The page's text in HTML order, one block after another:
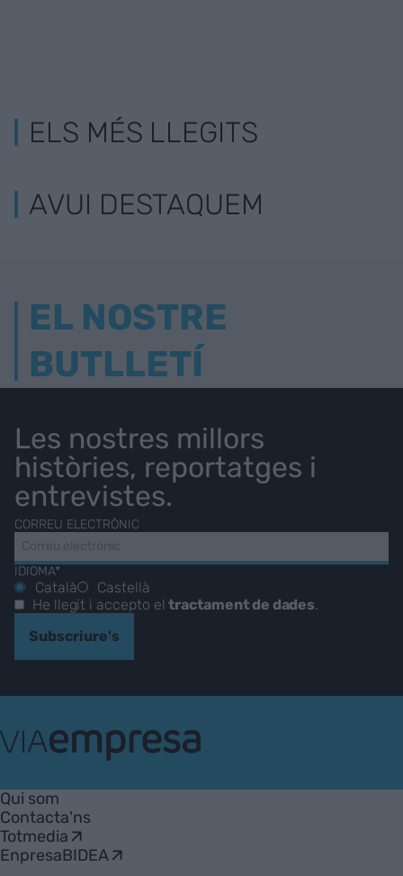
ELS MÉS LLEGITS
AVUI DESTAQUEM
EL NOSTRE
BUTLLETÍ
Les nostres millors
històries, reportatges i
entrevistes.
CORREU ELECTRÒNIC
IDIOMA*
Català
Castellà
He llegit i accepto eltractament de dades
Subscriure's
Empresa
Qui som
Contacta'ns
Totmedia
EnpresaBIDEA